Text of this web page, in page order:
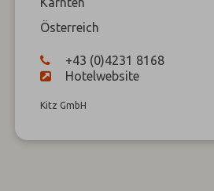
Österreich
+43 (0)4231 8168
Hotelwebsite
Kitz GmbH